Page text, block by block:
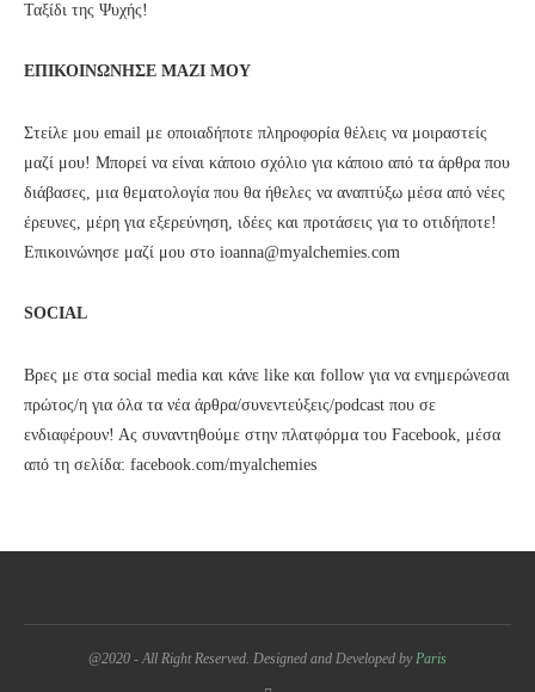
Ταξίδι της Ψυχής!
ΕΠΙΚΟΙΝΩΝΗΣΕ ΜΑΖΙ ΜΟΥ
Στείλε μου email με οποιαδήποτε πληροφορία θέλεις να μοιραστείς
μαζί μου! Μπορεί να είναι κάποιο σχόλιο για κάποιο από τα άρθρα που
διάβασες, μια θεματολογία που θα ήθελες να αναπτύξω μέσα από νέες
έρευνες, μέρη για εξερεύνηση, ιδέες και προτάσεις για το οτιδήποτε!
Επικοινώνησε μαζί μου στο ioanna@myalchemies.com
SOCIAL
Βρες με στα social media και κάνε like και follow για να ενημερώνεσαι
πρώτος/η για όλα τα νέα άρθρα/συνεντεύξεις/podcast που σε
ενδιαφέρουν! Ας συναντηθούμε στην πλατφόρμα του Facebook, μέσα
από τη σελίδα: facebook.com/myalchemies
@2020 - All Right Reserved. Designed and Developed byParis